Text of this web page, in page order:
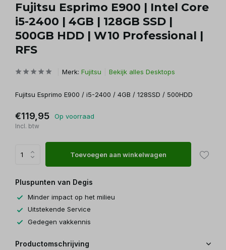
Fujitsu Esprimo E900 | Intel Core
i5-2400 | 4GB | 128GB SSD |
500GB HDD | W10 Professional |
RFS
Merk: Fujitsu Bekijk alles Desktops
Fujitsu Esprimo E900 / i5-2400 / 4GB / 128SSD / 500HDD
€119,95 Op voorraad
Incl. btw
Toevoegen aan winkelwagen
Pluspunten van Degis
Minder impact op het milieu
Uitstekende Service
Gedegen vakkennis
Productomschrijving